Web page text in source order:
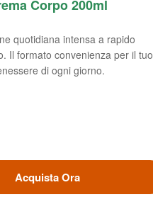
Corpo 200ml
quotidiana intensa a rapido
Il formato convenienza per il tuo
di ogni giorno.
Acquista Ora